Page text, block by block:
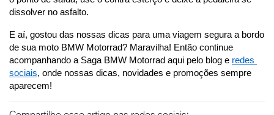
dissolver no asfalto.
E aí, gostou das nossas dicas para uma viagem segura a bordo
de sua moto BMW Motorrad? Maravilha! Então continue
acompanhando a Saga BMW Motorrad aqui pelo blog e redes
sociais, onde nossas dicas, novidades e promoções sempre
aparecem!